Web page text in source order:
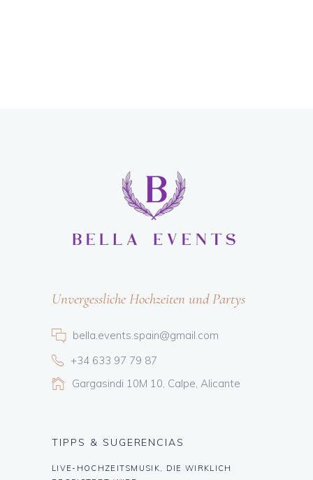
Unvergessliche Hochzeiten und Partys
bella.events.spain@gmail.com
+34 633 97 79 87
Gargasindi 10M 10, Calpe, Alicante
TIPPS & SUGERENCIAS
LIVE-HOCHZEITSMUSIK, DIE WIRKLICH